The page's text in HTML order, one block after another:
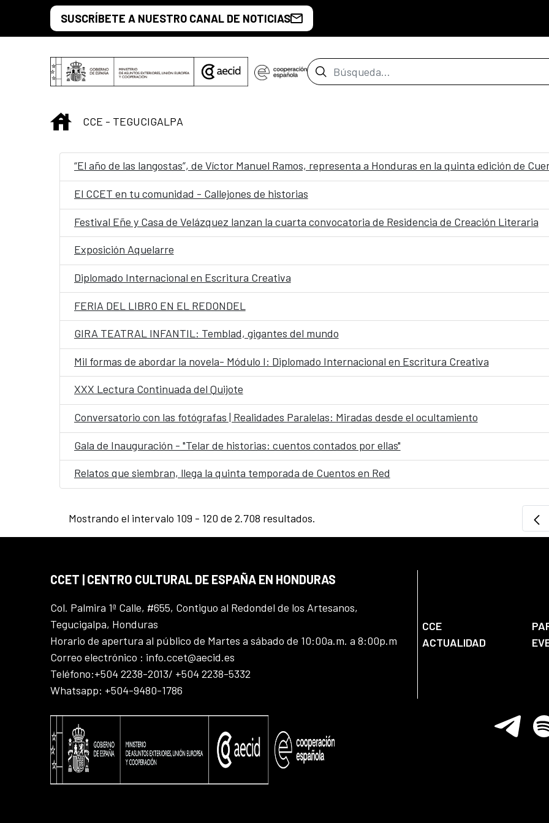
Saltar al contenido principal
SUSCRÍBETE A NUESTRO CANAL DE NOTICIAS
Barra de búsqueda
INICIO
CCE - TEGUCIGALPA
“El año de las langostas”, de Víctor Manuel Ramos, representa a Honduras en la quinta edición de
El CCET en tu comunidad - Callejones de historias
Festival Eñe y Casa de Velázquez lanzan la cuarta convocatoria de Residencia de Creación Literaria
Exposición Aquelarre
Diplomado Internacional en Escritura Creativa
FERIA DEL LIBRO EN EL REDONDEL
GIRA TEATRAL INFANTIL: Temblad, gigantes del mundo
Mil formas de abordar la novela- Módulo I: Diplomado Internacional en Escritura Creativa
XXX Lectura Continuada del Quijote
Conversatorio con las fotógrafas | Realidades Paralelas: Miradas desde el ocultamiento
Gala de Inauguración - "Telar de historias: cuentos contados por ellas"
Relatos que siembran, llega la quinta temporada de Cuentos en Red
Mostrando el intervalo 109 - 120 de 2.708 resultados.
CCET | CENTRO CULTURAL DE ESPAÑA EN HONDURAS
Col. Palmira 1ª Calle, #655, Contiguo al Redondel de los Artesanos,
Tegucigalpa, Honduras
Horario de apertura al público de Martes a sábado de 10:00a.m. a 8:00p.m
Correo electrónico : info.ccet@aecid.es
Teléfono:+504 2238-2013/ +504 2238-5332
Whatsapp: +504-9480-1786
CCE
ACTUALIDAD
Telegram